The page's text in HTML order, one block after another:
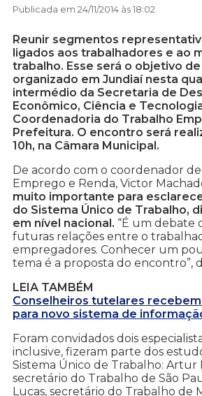
Publicada em 24/11/2014 às 18:02
Reunir segmentos
ligados aos trabalhadores e ao
trabalho. Esse será o objetivo
organizado em Jundiaí nesta
intermédio da Secretaria de
Econômico, Ciência e
Coordenadoria do Trabalho
Prefeitura. O encontro será
10h, na Câmara Municipal.
De acordo com o coordenador
Emprego e Renda, Victor
muito importante para
do Sistema Único de Trabalho,
em nível nacional. “É um debate
futuras relações entre o
empregadores. Conhecer um
tema é a proposta do encontro”,
LEIA TAMBÉM
Conselheiros tutelares
para novo sistema de
Foram convidados dois
inclusive, fizeram parte dos
Sistema Único de Trabalho: Artur
secretário do Trabalho de São
Lucas, secretário do Trabalho de